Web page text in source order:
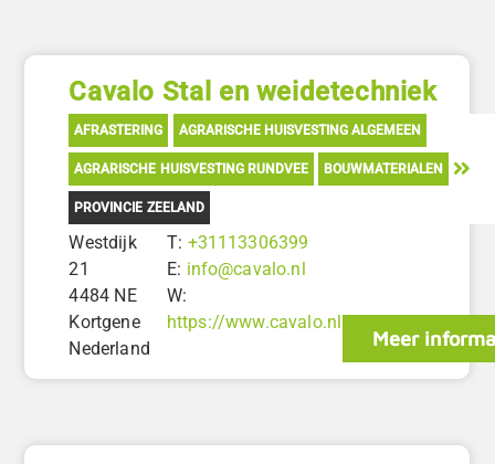
Cavalo Stal en weidetechniek
AFRASTERING AGRARISCHE HUISVESTING ALGEMEEN
AGRARISCHE HUISVESTING RUNDVEE BOUWMATERIALEN
PROVINCIE ZEELAND
Westdijk
21
4484 NE
Kortgene
Nederland
T: +31113306399
E: info@cavalo.nl
W:
https://www.cavalo.nl
Meer